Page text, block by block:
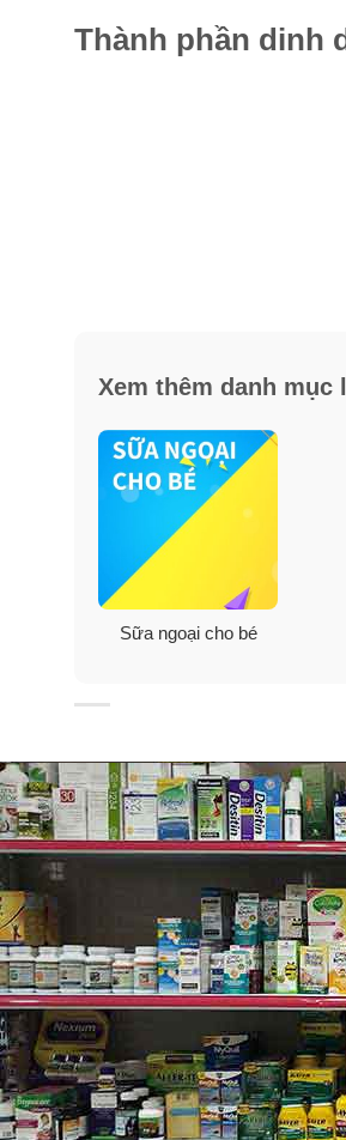
Thành phần dinh
Liều lượng pha
Xem thêm danh mục
Sữa ngoại cho bé